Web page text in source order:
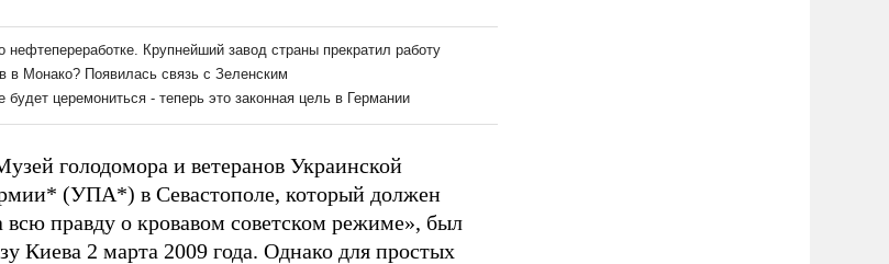
голодомора и ветеранов Украинской
(УПА*) в Севастополе, который должен
всю правду о кровавом советском режиме», был
Киева 2 марта 2009 года. Однако для простых